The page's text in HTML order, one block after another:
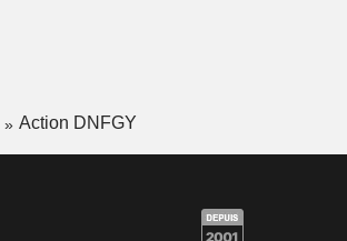
Action DNFGY